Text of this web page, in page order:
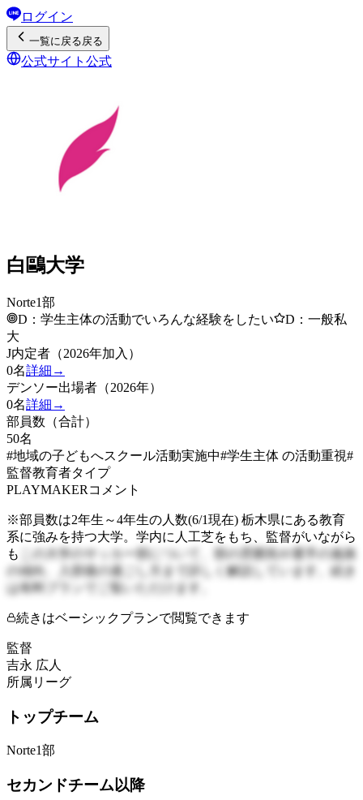
ログイン
一覧に戻る戻る
公式サイト 公式
白鷗大学
Norte1部
D：学生主体の活動でいろんな経験をしたい
D：一般私
大
J内定者（2026年加入）
0名詳細→
デンソー出場者（2026年）
0名詳細→
部員数（合計）
50名
#地域の子どもへスクール活動実施中#学生主体 の活動重視#
監督教育者タイプ
PLAYMAKERコメント
※部員数は2年生～4年生の人数(6/1現在) 栃木県にある教育
系に強みを持つ大学。学内に人工芝をもち、監督がいながら
も
この大学のサッカー部について、部の雰囲気や選手の進路
の傾向、入部後の過ごし方まで詳しく解説しています。続き
は有料プランでご覧いただけます。
続きはベーシックプランで閲覧できます
監督
吉永 広人
所属リーグ
トップチーム
Norte1部
セカンドチーム以降